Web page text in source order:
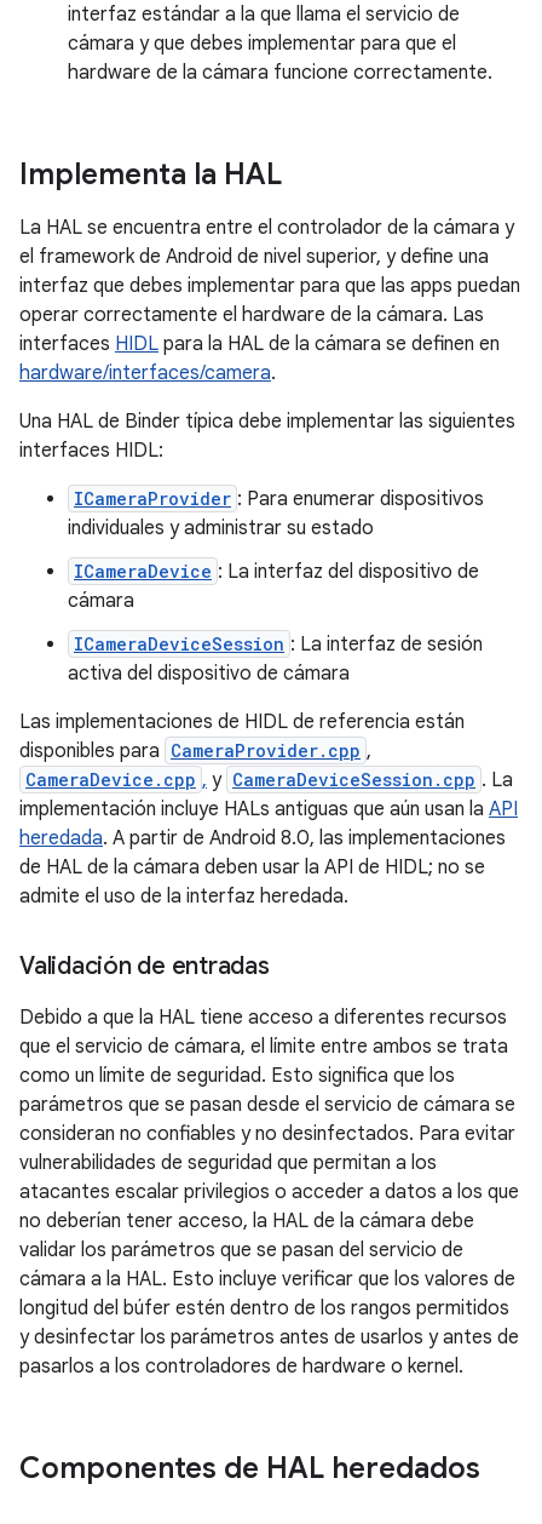
interfaz estándar a la que llama el servicio de
cámara y que debes implementar para que el
hardware de la cámara funcione correctamente.
Implementa la HAL
La HAL se encuentra entre el controlador de la cámara y
el framework de Android de nivel superior, y define una
interfaz que debes implementar para que las apps puedan
operar correctamente el hardware de la cámara. Las
interfaces HIDL para la HAL de la cámara se definen en
hardware/interfaces/camera.
Una HAL de Binder típica debe implementar las siguientes
interfaces HIDL:
ICameraProvider : Para enumerar dispositivos
individuales y administrar su estado
ICameraDevice : La interfaz del dispositivo de
cámara
ICameraDeviceSession : La interfaz de sesión
activa del dispositivo de cámara
Las implementaciones de HIDL de referencia están
disponibles para CameraProvider.cpp ,
CameraDevice.cpp , y CameraDeviceSession.cpp . La
implementación incluye HALs antiguas que aún usan la API
heredada. A partir de Android 8.0, las implementaciones
de HAL de la cámara deben usar la API de HIDL; no se
admite el uso de la interfaz heredada.
Validación de entradas
Debido a que la HAL tiene acceso a diferentes recursos
que el servicio de cámara, el límite entre ambos se trata
como un límite de seguridad. Esto significa que los
parámetros que se pasan desde el servicio de cámara se
consideran no confiables y no desinfectados. Para evitar
vulnerabilidades de seguridad que permitan a los
atacantes escalar privilegios o acceder a datos a los que
no deberían tener acceso, la HAL de la cámara debe
validar los parámetros que se pasan del servicio de
cámara a la HAL. Esto incluye verificar que los valores de
longitud del búfer estén dentro de los rangos permitidos
y desinfectar los parámetros antes de usarlos y antes de
pasarlos a los controladores de hardware o kernel.
Componentes de HAL heredados